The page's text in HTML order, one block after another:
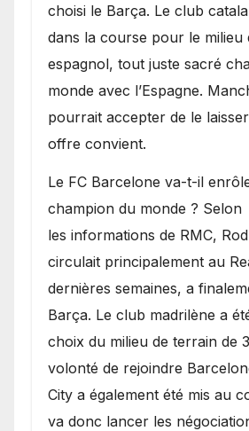
choisi le Barça. Le club
dans la course pour le milieu
espagnol, tout juste sacré
monde avec l’Espagne.
pourrait accepter de le
offre convient.
​Le FC Barcelone va-t-il
champion du monde ? Selon
les informations de RMC,
circulait principalement au
dernières semaines, a
Barça. Le club madrilène a
choix du milieu de terrain de
volonté de rejoindre
City a également été mis au
va donc lancer les